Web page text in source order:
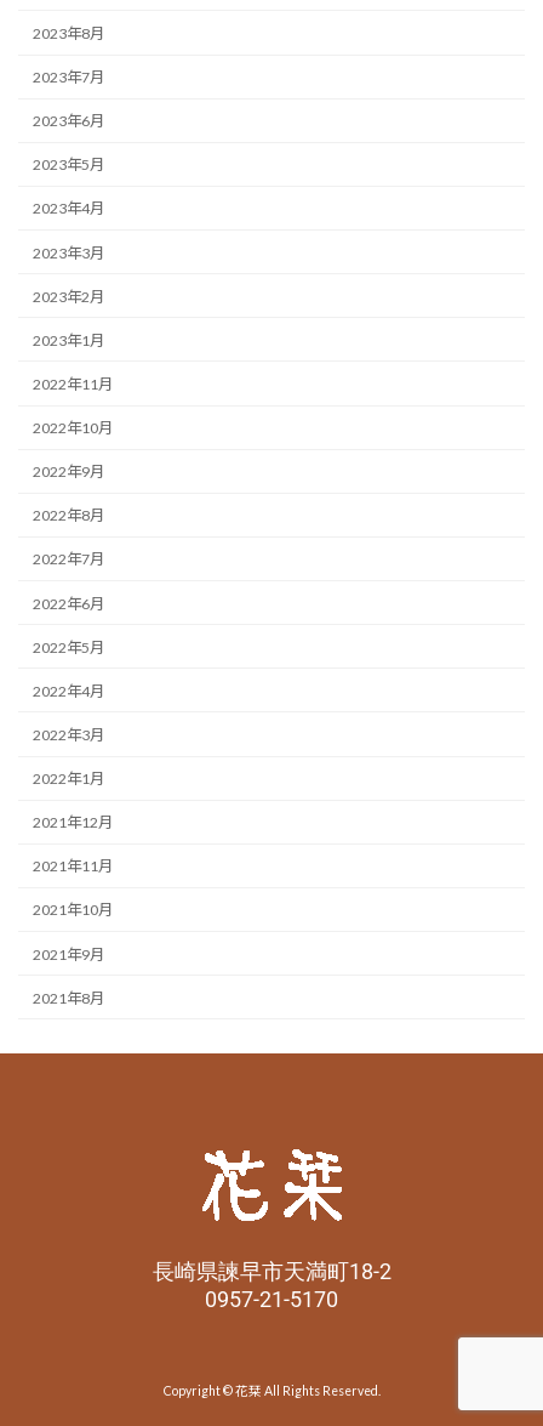
2023年8月
2023年7月
2023年6月
2023年5月
2023年4月
2023年3月
2023年2月
2023年1月
2022年11月
2022年10月
2022年9月
2022年8月
2022年7月
2022年6月
2022年5月
2022年4月
2022年3月
2022年1月
2021年12月
2021年11月
2021年10月
2021年9月
2021年8月
長崎県諫早市天満町18-2
0957-21-5170
Copyright © 花栞 All Rights Reserved.